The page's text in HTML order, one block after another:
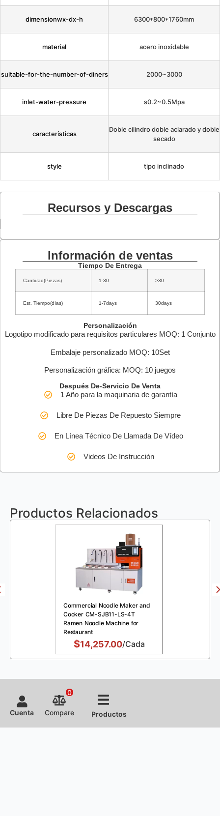
dimensionwx-dx-h 6300*800*1760mm
material acero inoxidable
suitable-for-the-number-of-diners 2000~3000
inlet-water-pressure s0.2~0.5Mpa
características
Doble cilindro doble aclarado y doble
secado
style tipo inclinado
Recursos y Descargas
Información de ventas
Tiempo De Entrega
Cantidad(Piezas) 1-30 >30
Est. Tiempo(días) 1-7days 30days
Personalización
Logotipo modificado para requisitos particulares MOQ: 1 Conjunto
Embalaje personalizado MOQ: 10Set
Personalización gráfica: MOQ: 10 juegos
Después De-Servicio De Venta
1 Año para la maquinaria de garantía
Libre De Piezas De Repuesto Siempre
En Línea Técnico De Llamada De Vídeo
Videos De Instrucción
Productos Relacionados
Commercial Noodle Maker and
Cooker CM-SJB11-LS-4T
Ramen Noodle Machine for
Restaurant
$14,257.00/Cada
Cuenta Compare
0
Productos